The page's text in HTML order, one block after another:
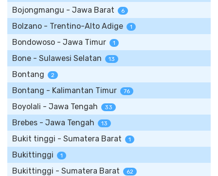
Bojongmangu - Jawa Barat 6
Bolzano - Trentino-Alto Adige 1
Bondowoso - Jawa Timur 1
Bone - Sulawesi Selatan 13
Bontang 2
Bontang - Kalimantan Timur 76
Boyolali - Jawa Tengah 33
Brebes - Jawa Tengah 13
Bukit tinggi - Sumatera Barat 1
Bukittinggi 1
Bukittinggi - Sumatera Barat 62